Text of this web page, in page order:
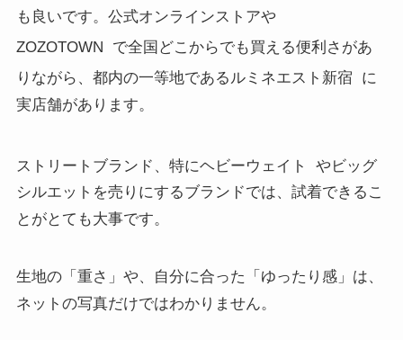
も良いです。公式オンラインストアや
ZOZOTOWN
で全国どこからでも買える便利さがあ
りながら、都内の一等地であるルミネエスト新宿
に
実店舗があります。
ストリートブランド、特にヘビーウェイト
やビッグ
シルエットを売りにするブランドでは、試着できるこ
とがとても大事です。
生地の「重さ」や、自分に合った「ゆったり感」は、
ネットの写真だけではわかりません。